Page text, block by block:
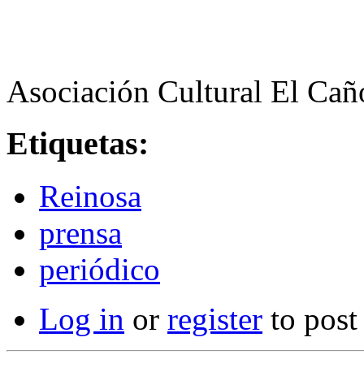
Asociación Cultural El
Etiquetas:
Reinosa
prensa
periódico
Log in or register to